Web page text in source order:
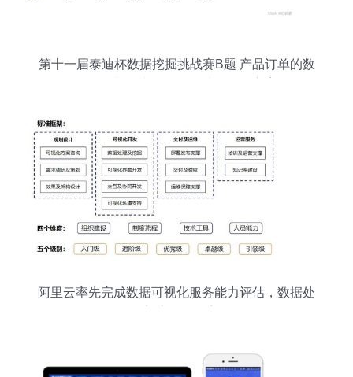
第十一届泰迪杯数据挖掘挑战赛B题 产品订单的数
阿里云率先完成数据可视化服务能力评估，数据处